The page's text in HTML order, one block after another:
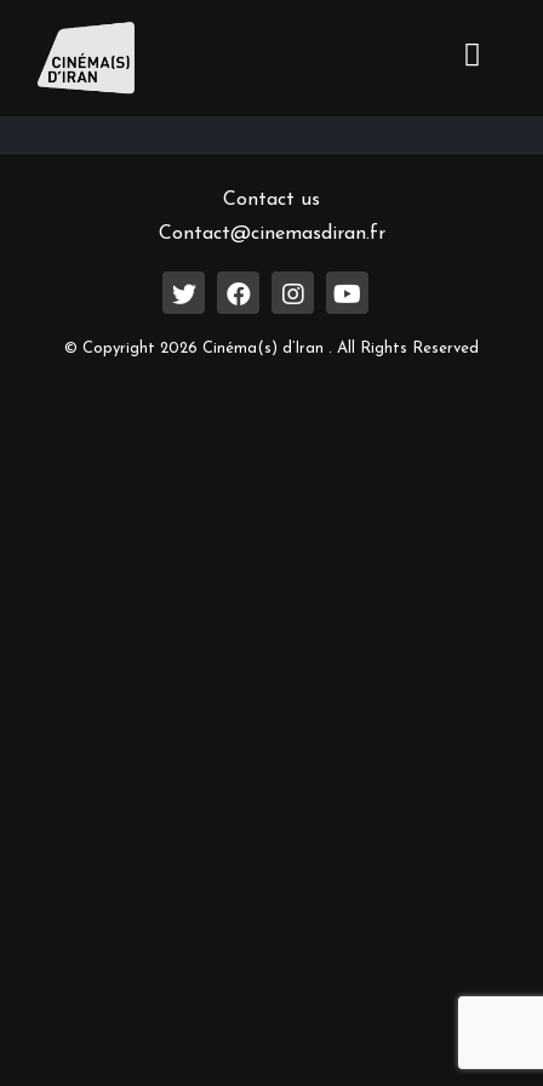
Inscrivez-vous à notre newsletter
Contact us
Contact@cinemasdiran.fr
© Copyright 2026 Cinéma(s) d’Iran . All Rights Reserved